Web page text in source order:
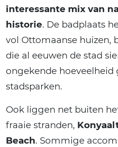
interessante mix van
historie. De badplaats
vol Ottomaanse huizen,
die al eeuwen de stad
ongekende hoeveelheid
stadsparken.
Ook liggen net buiten
fraaie stranden,
Beach. Sommige